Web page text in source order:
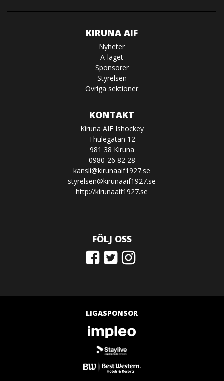
KIRUNA AIF
Nyheter
A-laget
Sponsorer
Styrelsen
Övriga sektioner
KONTAKT
Kiruna AIF Ishockey
Thulegatan 12
981 38 Kiruna
0980-26 82 28
kansli@kirunaaif1927.se
styrelsen@kirunaaif1927.se
http://kirunaaif1927.se
FÖLJ OSS
LIGASPONSOR